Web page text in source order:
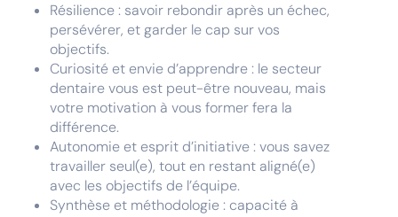
Résilience : savoir rebondir après un échec,
persévérer, et garder le cap sur vos
objectifs.
Curiosité et envie d’apprendre : le secteur
dentaire vous est peut-être nouveau, mais
votre motivation à vous former fera la
différence.
Autonomie et esprit d’initiative : vous savez
travailler seul(e), tout en restant aligné(e)
avec les objectifs de l’équipe.
Synthèse et méthodologie : capacité à